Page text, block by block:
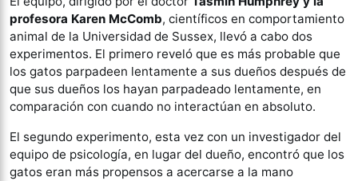
profesora Karen McComb, científicos en comportamiento
animal de la Universidad de Sussex, llevó a cabo dos
experimentos. El primero reveló que es más probable que
los gatos parpadeen lentamente a sus dueños después de
que sus dueños los hayan parpadeado lentamente, en
comparación con cuando no interactúan en absoluto.
El segundo experimento, esta vez con un investigador del
equipo de psicología, en lugar del dueño, encontró que los
gatos eran más propensos a acercarse a la mano